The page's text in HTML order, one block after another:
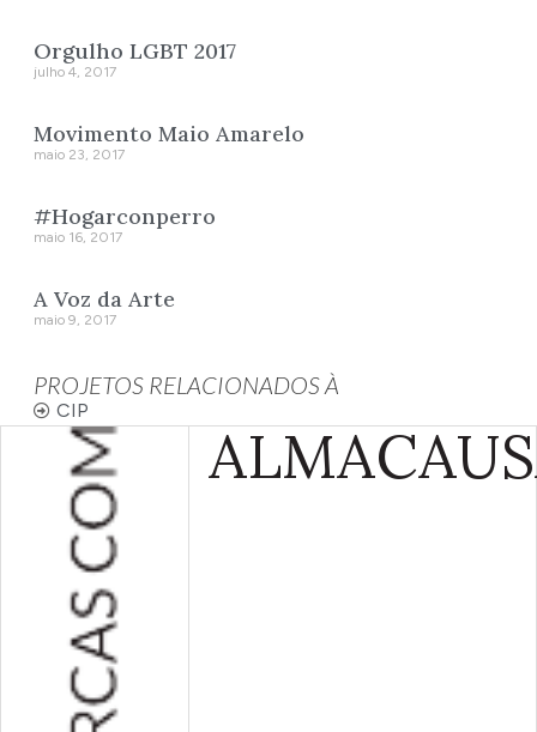
Orgulho LGBT 2017
julho 4, 2017
Movimento Maio Amarelo
maio 23, 2017
#Hogarconperro
maio 16, 2017
A Voz da Arte
maio 9, 2017
PROJETOS RELACIONADOS À
CIP
ALMA